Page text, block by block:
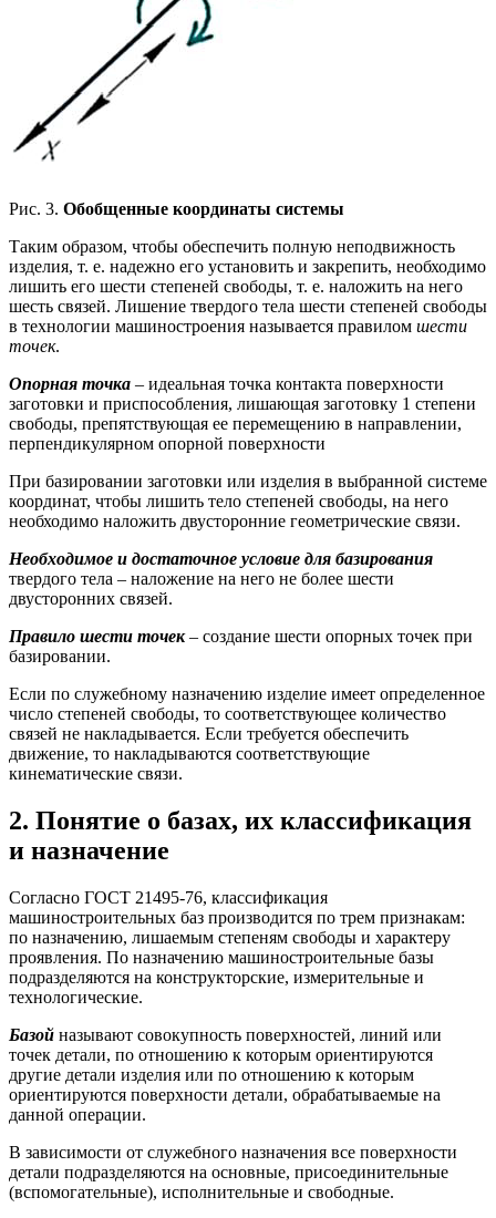
Рис. 3. Обобщенные координаты системы
Таким образом, чтобы обеспечить полную неподвижность
изделия, т. е. надежно его установить и закрепить, необходимо
лишить его шести степеней свободы, т. е. наложить на него
шесть связей. Лишение твердого тела шести степеней свободы
в технологии машиностроения называется правилом шести
точек.
Опорная точка – идеальная точка контакта поверхности
заготовки и приспособления, лишающая заготовку 1 степени
свободы, препятствующая ее перемещению в направлении,
перпендикулярном опорной поверхности
При базировании заготовки или изделия в выбранной системе
координат, чтобы лишить тело степеней свободы, на него
необходимо наложить двусторонние геометрические связи.
Необходимое и достаточное условие для базирования
твердого тела – наложение на него не более шести
двусторонних связей.
Правило шести точек– создание шести опорных точек при
базировании.
Если по служебному назначению изделие имеет определенное
число степеней свободы, то соответствующее количество
связей не накладывается. Если требуется обеспечить
движение, то накладываются соответствующие
кинематические связи.
2. Понятие о базах, их классификация
и назначение
Согласно ГОСТ 21495-76, классификация
машиностроительных баз производится по трем признакам:
по назначению, лишаемым степеням свободы и характеру
проявления. По назначению машиностроительные базы
подразделяются на конструкторские, измерительные и
технологические.
Базой называют совокупность поверхностей, линий или
точек детали, по отношению к которым ориентируются
другие детали изделия или по отношению к которым
ориентируются поверхности детали, обрабатываемые на
данной операции.
В зависимости от служебного назначения все поверхности
детали подразделяются на основные, присоединительные
(вспомогательные), исполнительные и свободные.